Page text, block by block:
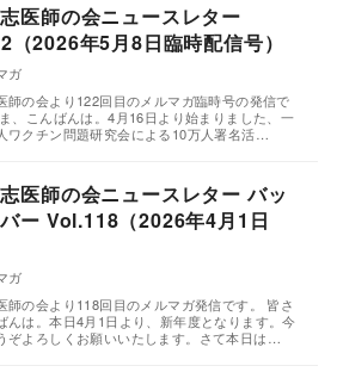
医師の会ニュースレター
（2026年5月8日臨時配信号）
ガ
師の会より122回目のメルマガ臨時号の発信で
、こんばんは。4月16日より始まりました、一
ワクチン問題研究会による10万人署名活…
医師の会ニュースレター バッ
ー Vol.118（2026年4月1日
ガ
師の会より118回目のメルマガ発信です。 皆さ
んは。本日4月1日より、新年度となります。今
ぞよろしくお願いいたします。さて本日は…